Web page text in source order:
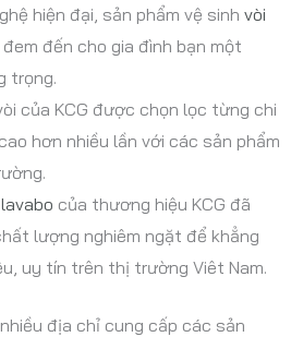
hiện đại, sản phẩm vệ sinh vòi
đem đến cho gia đình bạn một
trọng.
của KCG được chọn lọc từng chi
hơn nhiều lần với các sản phẩm
của thương hiệu KCG đã
lượng nghiêm ngặt để khẳng
uy tín trên thị trường Viêt Nam.
địa chỉ cung cấp các sản